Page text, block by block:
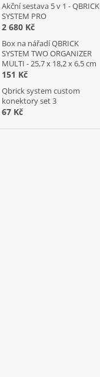
Akční sestava 5 v 1 - QBRICK
SYSTEM PRO
2 680 Kč
Box na nářadí QBRICK
SYSTEM TWO ORGANIZER
MULTI - 25,7 x 18,2 x 6,5 cm
151 Kč
Qbrick system custom
konektory set 3
67 Kč